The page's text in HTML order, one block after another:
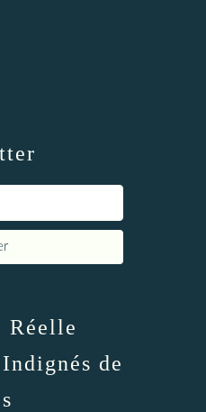
Réelle
de